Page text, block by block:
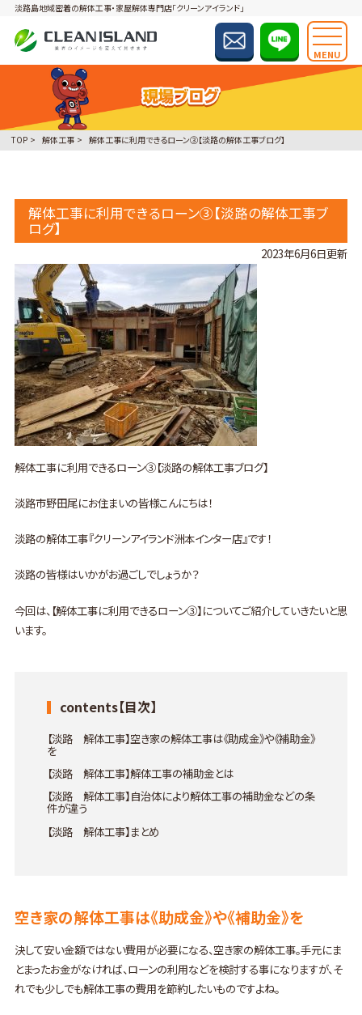
淡路島地域密着の解体工事・家屋解体専門店「クリーンアイランド」
MENU
TOP 解体工事 解体工事に利用できるローン③【淡路の解体工事ブログ】
解体工事に利用できるローン③【淡路の解体工事ブ
ログ】
2023年6月6日更新
解体工事に利用できるローン③【淡路の解体工事ブログ】
淡路市野田尾にお住まいの皆様こんにちは！
淡路の解体工事『クリーンアイランド洲本インター店』です！
淡路の皆様はいかがお過ごしでしょうか？
今回は、【解体工事に利用できるローン③】についてご紹介していきたいと思
います。
contents【目次】
【淡路 解体工事】空き家の解体工事は《助成金》や《補助金》
を
【淡路 解体工事】解体工事の補助金とは
【淡路 解体工事】自治体により解体工事の補助金などの条
件が違う
【淡路 解体工事】まとめ
空き家の解体工事は《助成金》や《補助金》を
決して安い金額ではない費用が必要になる、空き家の解体工事。手元にま
とまったお金がなければ、ローンの利用などを検討する事になりますが、そ
れでも少しでも解体工事の費用を節約したいものですよね。